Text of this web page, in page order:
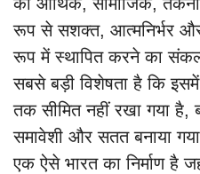
रूप से सशक्त, आत्मनिर्भर और
रूप में स्थापित करने का
सबसे बड़ी विशेषता है कि
तक सीमित नहीं रखा गया है,
समावेशी और सतत बनाया
एक ऐसे भारत का निर्माण है